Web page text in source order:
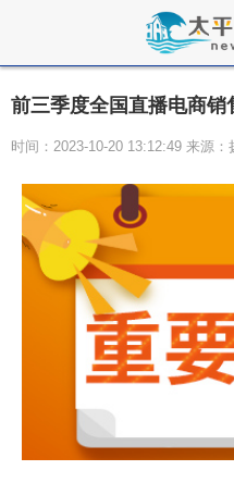
前三季度全国直播电商
时间：2023-10-20 13:12:49 来源：